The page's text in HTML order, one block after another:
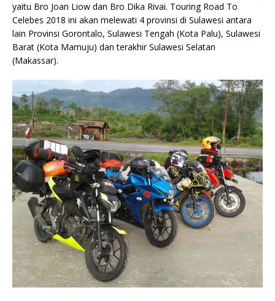
yaitu Bro Joan Liow dan Bro Dika Rivai. Touring Road To
Celebes 2018 ini akan melewati 4 provinsi di Sulawesi antara
lain Provinsi Gorontalo, Sulawesi Tengah (Kota Palu), Sulawesi
Barat (Kota Mamuju) dan terakhir Sulawesi Selatan
(Makassar).